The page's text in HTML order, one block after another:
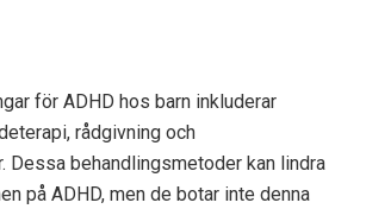
för ADHD hos barn inkluderar
rådgivning och
Dessa behandlingsmetoder kan lindra
på ADHD, men de botar inte denna